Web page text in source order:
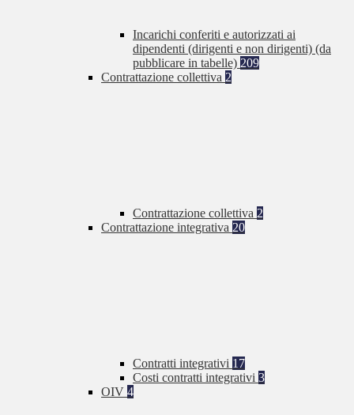
Incarichi conferiti e autorizzati ai
dipendenti (dirigenti e non dirigenti) (da
pubblicare in tabelle) 209
Contrattazione collettiva 2
Contrattazione collettiva 2
Contrattazione integrativa 20
Contratti integrativi 17
Costi contratti integrativi 3
OIV 4